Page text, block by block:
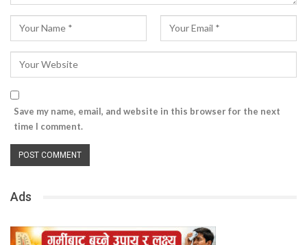
Save my name, email, and website in this browser for the next
time I comment.
Ads